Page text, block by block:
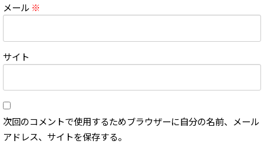
メール ※
サイト
次回のコメントで使用するためブラウザーに自分の名前、メール
アドレス、サイトを保存する。